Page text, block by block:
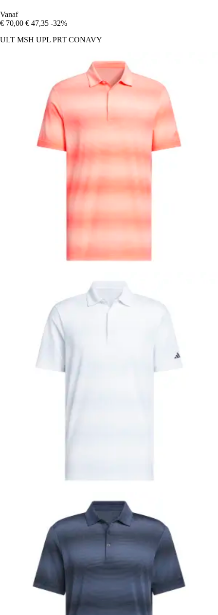
Vanaf
€ 70,00 € 47,35 -32%
ULT MSH UPL PRT CONAVY